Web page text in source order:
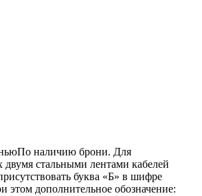
По наличию брони. Для
стальными лентами кабелей
буква «Б» в шифре
этом дополнительное обозначение: